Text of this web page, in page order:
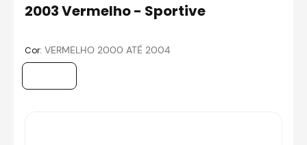
8º race tech
10º capacete aberto
2003 Vermelho - Sportive
Cor: VERMELHO 2000 ATÉ 2004